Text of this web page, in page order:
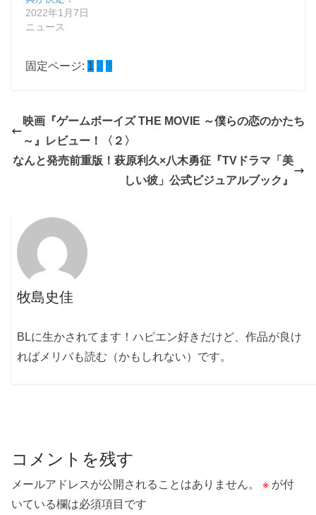
2022年1月7日
ニュース
固定ページ: 1 2 3
映画『ゲームボーイズ THE MOVIE ～僕らの恋のかたち
～』レビュー！〈２〉
なんと発売前重版！萩原利久×八木勇征『TVドラマ「美
しい彼」公式ビジュアルブック』
牧島史佳
BLに生かされてます！ハピエン好きだけど、作品が良け
ればメリバも読む（かもしれない）です。
コメントを残す
メールアドレスが公開されることはありません。 ※ が付
いている欄は必須項目です